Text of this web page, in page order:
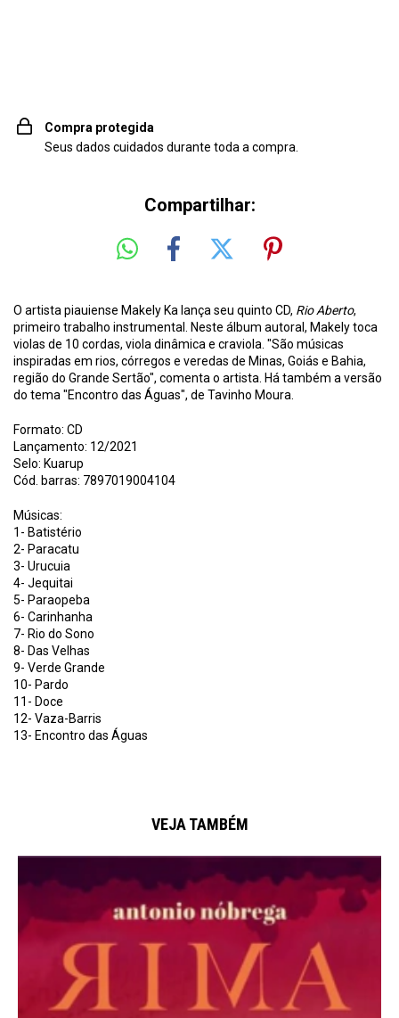
Compra protegida
Seus dados cuidados durante toda a compra.
Compartilhar:
O artista piauiense Makely Ka lança seu quinto CD, Rio Aberto,
primeiro trabalho instrumental. Neste álbum autoral, Makely toca
violas de 10 cordas, viola dinâmica e craviola. "São músicas
inspiradas em rios, córregos e veredas de Minas, Goiás e Bahia,
região do Grande Sertão", comenta o artista. Há também a versão
do tema "Encontro das Águas", de Tavinho Moura.
Formato: CD
Lançamento: 12/2021
Selo: Kuarup
Cód. barras: 7897019004104
Músicas:
1- Batistério
2- Paracatu
3- Urucuia
4- Jequitai
5- Paraopeba
6- Carinhanha
7- Rio do Sono
8- Das Velhas
9- Verde Grande
10- Pardo
11- Doce
12- Vaza-Barris
13- Encontro das Águas
VEJA TAMBÉM